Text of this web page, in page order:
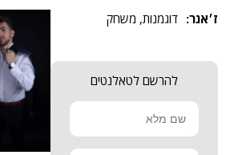
דוגמנות,משחק
להרשם לטאלנטים